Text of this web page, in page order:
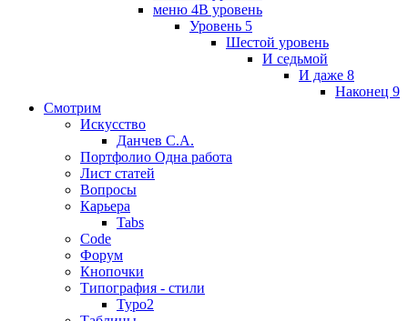
меню 4B уровень
Уровень 5
Шестой уровень
И седьмой
И даже 8
Наконец 9
Смотрим
Искусство
Данчев С.А.
Портфолио Одна работа
Лист статей
Вопросы
Карьера
Tabs
Code
Форум
Кнопочки
Типография - стили
Typo2